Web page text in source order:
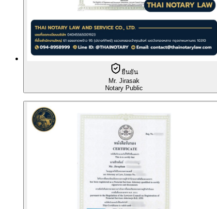
ยืนยัน
Mr. Jirasak
Notary Public